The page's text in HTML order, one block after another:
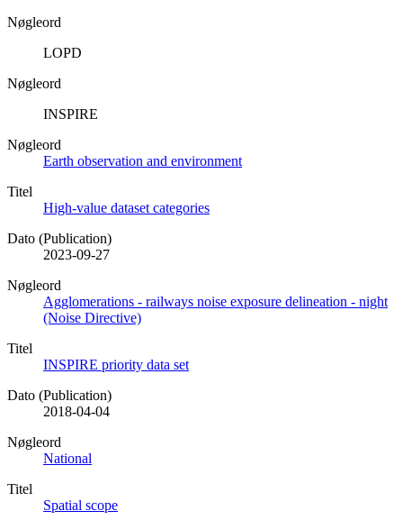
Nøgleord
LOPD
Nøgleord
INSPIRE
Nøgleord
Earth observation and environment
Titel
High-value dataset categories
Dato (Publication)
2023-09-27
Nøgleord
Agglomerations - railways noise exposure delineation - night
(Noise Directive)
Titel
INSPIRE priority data set
Dato (Publication)
2018-04-04
Nøgleord
National
Titel
Spatial scope